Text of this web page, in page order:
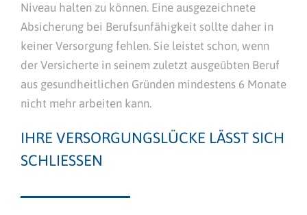
Niveau halten zu können. Eine ausgezeichnete
Absicherung bei Berufsunfähigkeit sollte daher in
keiner Versorgung fehlen. Sie leistet schon, wenn
der Versicherte in seinem zuletzt ausgeübten Beruf
aus gesundheitlichen Gründen mindestens 6 Monate
nicht mehr arbeiten kann.
IHRE VERSORGUNGSLÜCKE LÄSST SICH
SCHLIESSEN